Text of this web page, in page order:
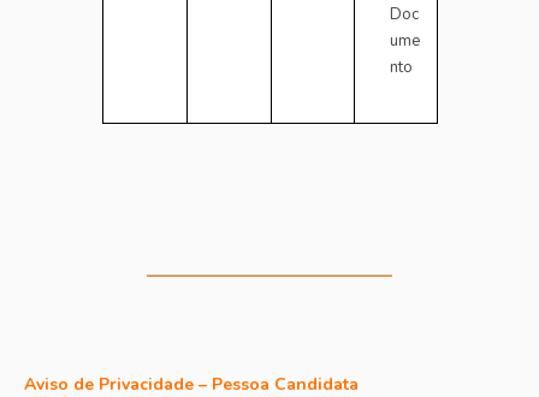
Doc
ume
nto
Aviso de Privacidade – Pessoa Candidata